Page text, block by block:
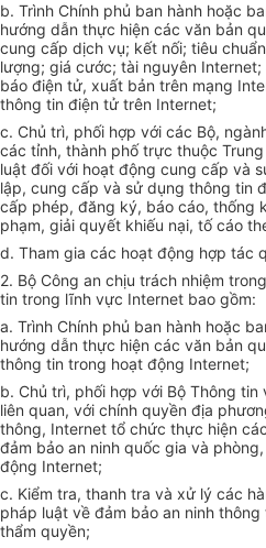
b. Trình Chính phủ ban hành hoặc
hướng dẫn thực hiện các văn bản
cung cấp dịch vụ; kết nối; tiêu
lượng; giá cước; tài nguyên
báo điện tử, xuất bản trên mạng
thông tin điện tử trên Internet;
c. Chủ trì, phối hợp với các Bộ,
các tỉnh, thành phố trực thuộc
luật đối với hoạt động cung cấp và
lập, cung cấp và sử dụng thông tin
cấp phép, đăng ký, báo cáo, thống
phạm, giải quyết khiếu nại, tố cáo
d. Tham gia các hoạt động hợp tác
2. Bộ Công an chịu trách nhiệm
tin trong lĩnh vực Internet bao gồm:
a. Trình Chính phủ ban hành hoặc
hướng dẫn thực hiện các văn bản
thông tin trong hoạt động Internet;
b. Chủ trì, phối hợp với Bộ Thông
liên quan, với chính quyền địa
thông, Internet tổ chức thực hiện
đảm bảo an ninh quốc gia và
động Internet;
c. Kiểm tra, thanh tra và xử lý các
pháp luật về đảm bảo an ninh
thẩm quyền;